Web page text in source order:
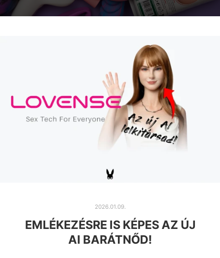
2026.01.09.
EMLÉKEZÉSRE IS KÉPES AZ ÚJ
AI BARÁTNŐD!